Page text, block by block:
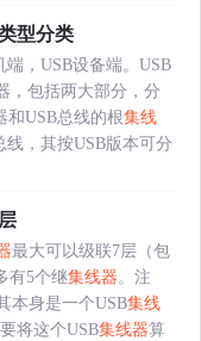
型分类
，USB设备端。USB
，包括两大部分，分
和USB总线的根集线
线，其按USB版本可分
最大可以级联7层（包
有5个继集线器。注
本身是一个USB集线
将这个USB集线器算